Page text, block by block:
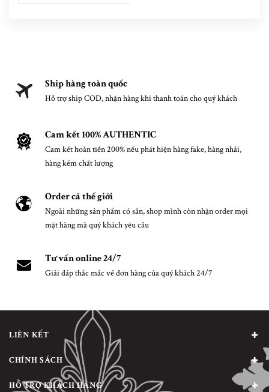
Ship hàng toàn quốc
Hỗ trợ ship COD, nhận hàng khi thanh toán cho quý khách
Cam kết 100% AUTHENTIC
Cam kết hoàn tiền 200% nếu phát hiện hàng fake, hàng nhái,
hàng kém chất lượng
Order cả thế giới
Ngoài những sản phẩm có sẵn, shop mình còn nhận order mọi
mặt hàng mà quý khách yêu cầu
Tư vấn online 24/7
Giải đáp thắc mắc về đơn hàng của quý khách 24/7
LIÊN KẾT
CHÍNH SÁCH
HỖ TRỢ KHÁCH HÀNG